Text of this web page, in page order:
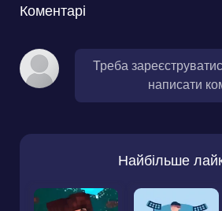
Коментарі
Треба
написати
Найбільше